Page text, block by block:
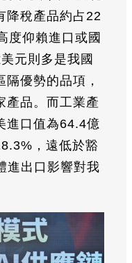
降稅產品約占22
度仰賴進口或國
元則多是我國
優勢的品項，
產品。而工業產
進口值為64.4億
，遠低於豁
進出口影響對我